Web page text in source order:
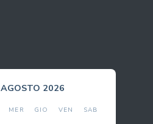
AGOSTO 2026
MER GIO VEN SAB